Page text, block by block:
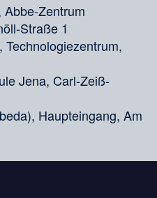
Zentrum
Straße 1
Jena, Carl-Zeiß-
Haupteingang, Am